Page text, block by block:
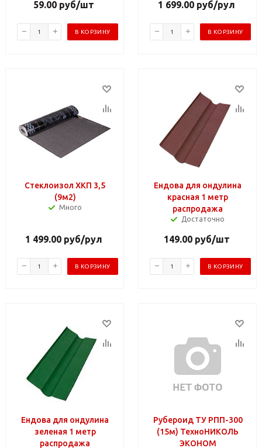
59.00 руб/шт
В КОРЗИНУ
1 699.00 руб/рул
В КОРЗИНУ
Стеклоизол ХКП 3,5
(9м2)
Много
1 499.00 руб/рул
В КОРЗИНУ
Ендова для ондулина
красная 1 метр
распродажа
Достаточно
149.00руб/шт
В КОРЗИНУ
Ендова для ондулина
зеленая 1 метр
распродажа
Рубероид ТУ РПП-300
(15м) ТехноНИКОЛЬ
ЭКОНОМ